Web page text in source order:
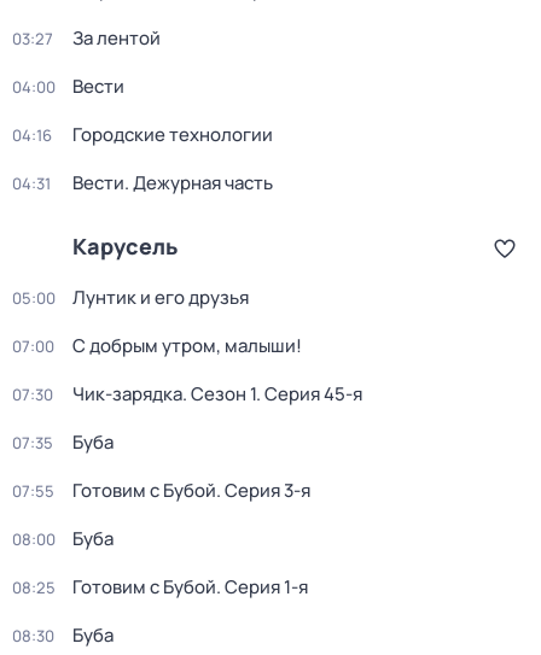
03:27 За лентой
04:00 Вести
04:16 Городские технологии
04:31 Вести. Дежурная часть
Карусель
05:00 Лунтик и его друзья
07:00 С добрым утром, малыши!
07:30 Чик-зарядка. Сезон 1. Серия 45-я
07:35 Буба
07:55 Готовим с Бубой. Серия 3-я
08:00 Буба
08:25 Готовим с Бубой. Серия 1-я
08:30 Буба